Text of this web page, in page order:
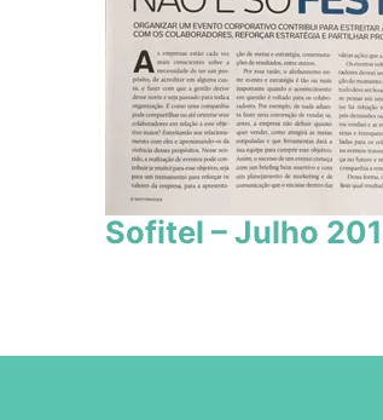
Sofitel – Julho